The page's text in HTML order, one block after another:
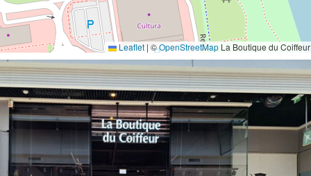
Leaflet | ©OpenStreetMap La Boutique du Coiffeur